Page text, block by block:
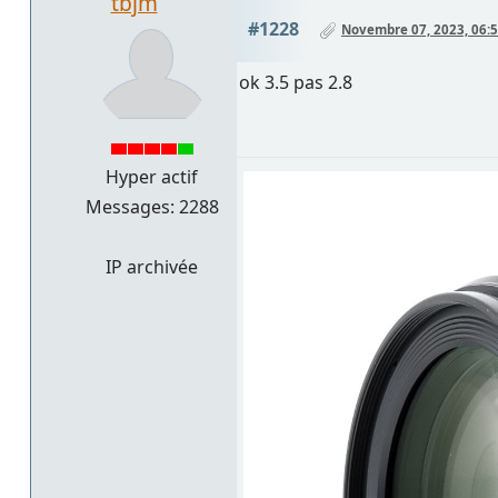
Hyper actif
Messages: 2288
IP archivée
#1228 Novembre 07, 2023,
ok 3.5 pas 2.8